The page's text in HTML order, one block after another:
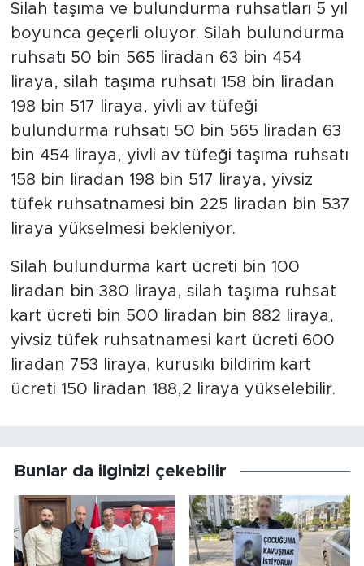
Silah taşıma ve bulundurma ruhsatları 5 yıl
boyunca geçerli oluyor. Silah bulundurma
ruhsatı 50 bin 565 liradan 63 bin 454
liraya, silah taşıma ruhsatı 158 bin liradan
198 bin 517 liraya, yivli av tüfeği
bulundurma ruhsatı 50 bin 565 liradan 63
bin 454 liraya, yivli av tüfeği taşıma ruhsatı
158 bin liradan 198 bin 517 liraya, yivsiz
tüfek ruhsatnamesi bin 225 liradan bin 537
liraya yükselmesi bekleniyor.
Silah bulundurma kart ücreti bin 100
liradan bin 380 liraya, silah taşıma ruhsat
kart ücreti bin 500 liradan bin 882 liraya,
yivsiz tüfek ruhsatnamesi kart ücreti 600
liradan 753 liraya, kurusıkı bildirim kart
ücreti 150 liradan 188,2 liraya yükselebilir.
Bunlar da ilginizi çekebilir